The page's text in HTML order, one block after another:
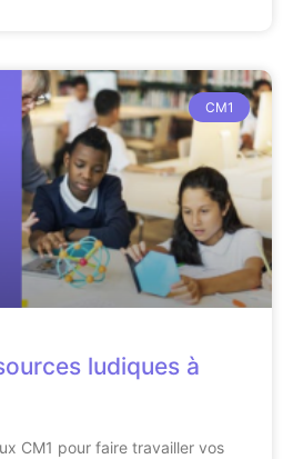
CM1
ludiques à
CM1 pour faire travailler vos